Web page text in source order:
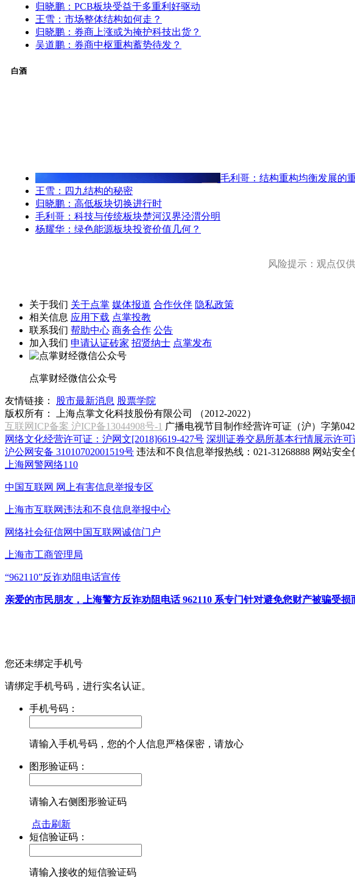
归晓鹏：PCB板块受益于多重利好驱动
王雪：市场整体结构如何走？
归晓鹏：券商上涨或为掩护科技出货？
吴道鹏：券商中枢重构蓄势待发？
白酒
毛利哥：结构重构均衡发展的
王雪：四九结构的秘密
归晓鹏：高低板块切换进行时
毛利哥：科技与传统板块楚河汉界泾渭分明
杨耀华：绿色能源板块投资价值几何？
风险提示：观点仅
关于我们 关于点掌 媒体报道 合作伙伴 隐私政策
相关信息 应用下载 点掌投教
联系我们 帮助中心 商务合作 公告
加入我们 申请认证砖家 招贤纳士 点掌发布
点掌财经微信公众号
友情链接： 股市最新消息 股票学院
版权所有：
上海点掌文化科技股份有限公司 （2012-2022）
互联网ICP备案 沪ICP备13044908号-1 广播电视节目制作经营许可证（沪）字第
网络文化经营许可证：沪网文[2018]6619-427号 深圳证券交易所基本行情展示许可
沪公网安备 31010702001519号 违法和不良信息举报热线：021-31268888 网站安全
上海网警网络110
中国互联网 网上有害信息举报专区
上海市互联网违法和不良信息举报中心
网络社会征信网中国互联网诚信门户
上海市工商管理局
“962110”反诈劝阻电话宣传
亲爱的市民朋友，上海警方反诈劝阻电话 962110 系专门针对避免您财产被骗受损
您还未绑定手机号
请绑定手机号码，进行实名认证。
手机号码：
请输入手机号码，您的个人信息严格保密，请放心
图形验证码：
请输入右侧图形验证码
点击刷新
短信验证码：
请输入接收的短信验证码